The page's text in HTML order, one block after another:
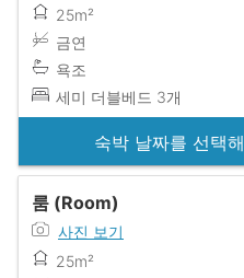
25m²
금연
욕조
세미 더블베드 3개
숙박 날짜를 선택
룸 (Room)
사진 보기
25m²